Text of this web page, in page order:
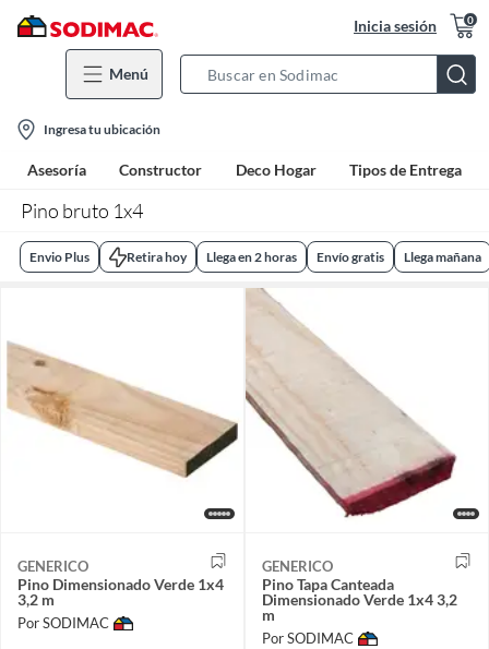
Inicia sesión 0
Menú
Bar
location-
icon
Ingresa tu ubicación
Asesoría Constructor Deco Hogar Tipos de Entrega
Pino bruto 1x4
Envio Plus Retira hoy Llega en 2 horas Envío gratis Llega mañana
GENERICO
Pino Dimensionado Verde 1x4
3,2 m
Por SODIMAC
GENERICO
Pino Tapa Canteada
Dimensionado Verde 1x4 3,2
m
Por SODIMAC